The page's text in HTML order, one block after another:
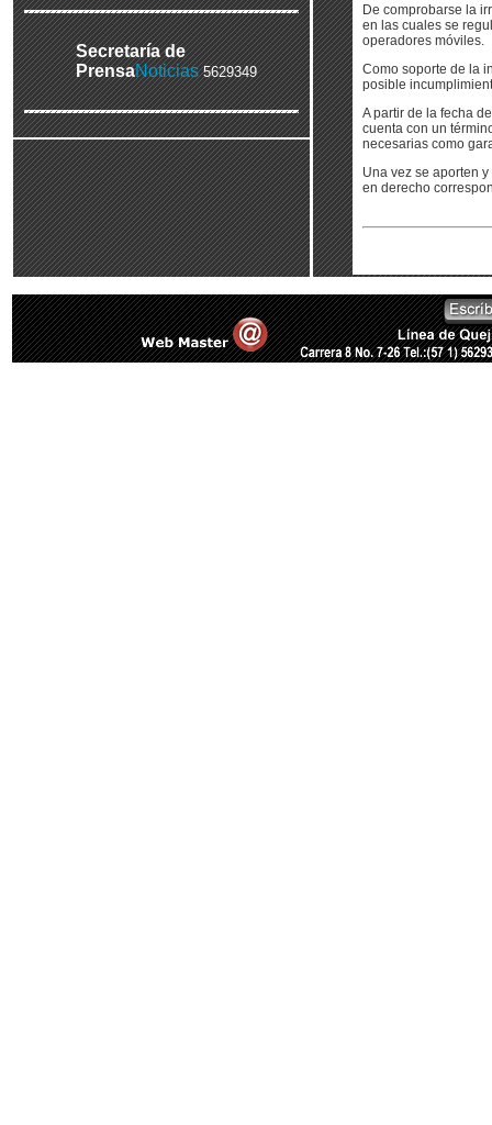
Secretaría de
PrensaNoticias 5629349
De comprobarse la
en las cuales se
operadores móviles.
Como soporte de la
posible
A partir de la fecha
cuenta con un
necesarias como
Una vez se aporten
en derecho